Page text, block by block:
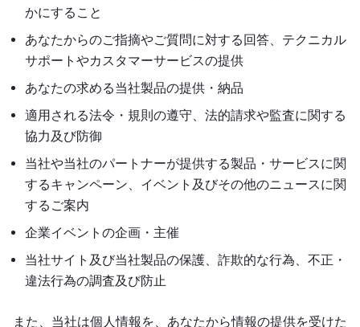
かにすること
あなたからのご指摘やご質問に対する回答、テクニカル
サポートやカスタマーサービスの提供
あなたの求める当社製品の提供・納品
適用される法令・規則の遵守、法的請求や監査に関する
協力及び防御
当社や当社のパートナーが提供する製品・サービスに関
するキャンペーン、イベント及びその他のニュースに関
するご案内
企業イベントの企画・主催
当社サイト及び当社製品の保護、詐欺的な行為、不正・
違法行為の調査及び防止
また、当社は個人情報を、あなたから情報の提供を受けた